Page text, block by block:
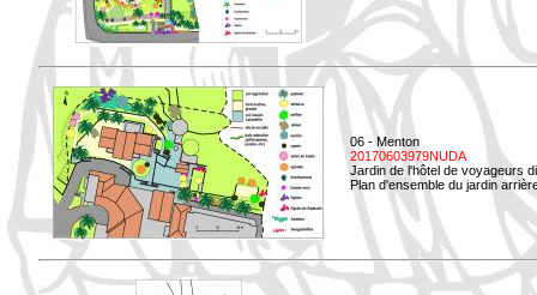
06 - Menton
20170603979NUDA
Jardin de l'hôtel de voyageurs
Plan d'ensemble du jardin